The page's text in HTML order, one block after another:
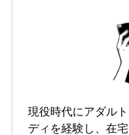
現役時代にアダル
ディを経験し、在